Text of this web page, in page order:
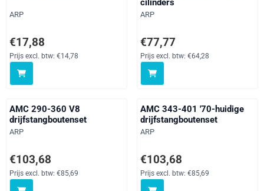
Merk:
ARP
Prijs: 17,88, exclusief btw: 14,78
€17,88
Prijs excl. btw: €14,78
Merk:
ARP
Prijs: 77,77, exclusief btw: 64,28
€77,77
Prijs excl. btw: €64,28
AMC 290-360 V8
drijfstangboutenset
Merk:
ARP
Prijs: 103,68, exclusief btw: 85,69
€103,68
Prijs excl. btw: €85,69
AMC 343-401 '70-huidige
drijfstangboutenset
Merk:
ARP
Prijs: 103,68, exclusief btw:
€103,68
Prijs excl. btw: €85,69